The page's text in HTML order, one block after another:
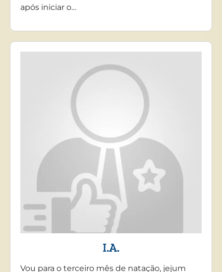
após iniciar o…
I.A.
Vou para o terceiro mês de natação, jejum